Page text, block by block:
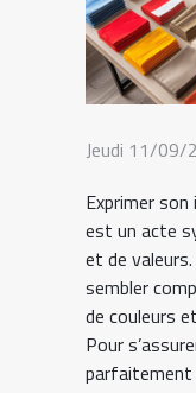
Jeudi 11/09/
Exprimer
est un acte
et de
sembler
de couleurs
Pour
parfaitement